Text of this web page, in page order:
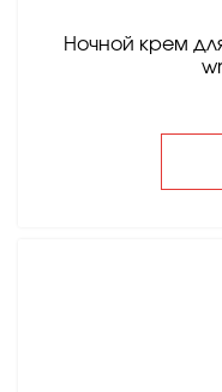
Ночной крем